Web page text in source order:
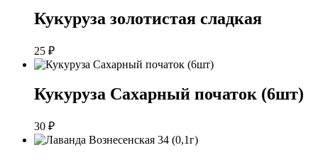
Кукуруза золотистая сладкая
25 ₽
Кукуруза Сахарный початок (6шт)
30 ₽